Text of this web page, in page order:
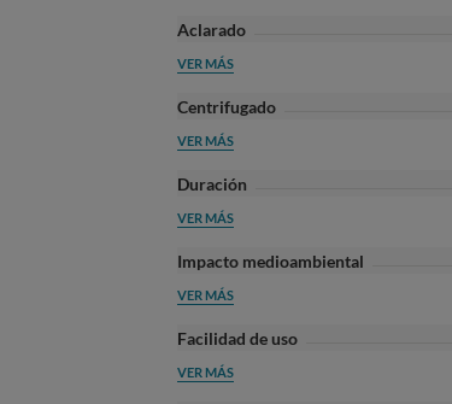
Aclarado
VER MÁS
Centrifugado
VER MÁS
Duración
VER MÁS
Impacto medioambiental
VER MÁS
Facilidad de uso
VER MÁS